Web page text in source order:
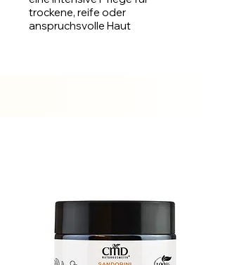
trockene, reife oder
anspruchsvolle Haut